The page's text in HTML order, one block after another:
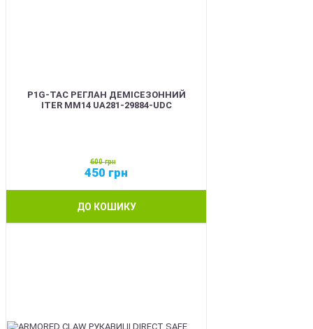
P1G-TAC РЕГЛАН ДЕМІСЕЗОННИЙ
ITER ММ14 UA281-29884-UDC
600грн
450 грн
ДО КОШИКУ